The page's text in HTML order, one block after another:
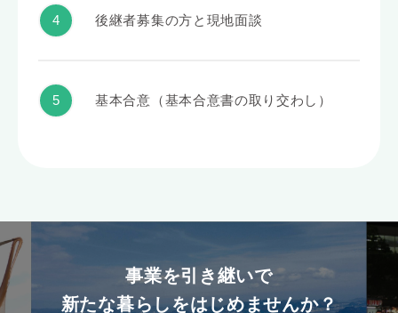
後継者募集の方と現地面談
基本合意（基本合意書の取り交わし）
事業を引き継いで
新たな暮らしをはじめませんか？